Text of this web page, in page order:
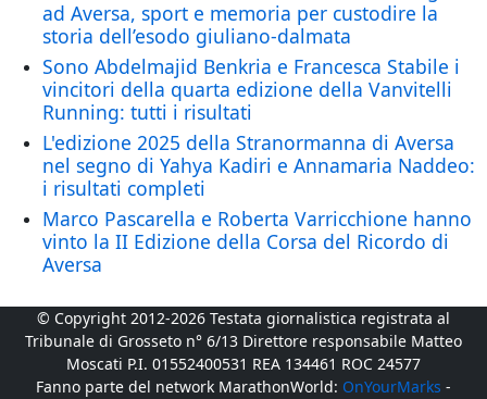
ad Aversa, sport e memoria per custodire la
storia dell’esodo giuliano-dalmata
Sono Abdelmajid Benkria e Francesca Stabile i
vincitori della quarta edizione della Vanvitelli
Running: tutti i risultati
L'edizione 2025 della Stranormanna di Aversa
nel segno di Yahya Kadiri e Annamaria Naddeo:
i risultati completi
Marco Pascarella e Roberta Varricchione hanno
vinto la II Edizione della Corsa del Ricordo di
Aversa
© Copyright 2012-2026 Testata giornalistica registrata al
Tribunale di Grosseto n° 6/13 Direttore responsabile Matteo
Moscati P.I. 01552400531 REA 134461 ROC 24577
Fanno parte del network MarathonWorld: OnYourMarks -